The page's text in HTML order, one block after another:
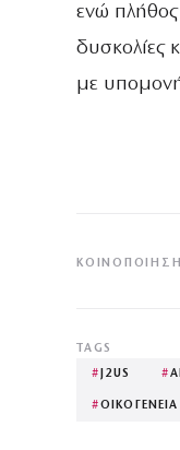
ενώ
δυσκολίες
με
ΚΟΙΝΟΠΟΊΗΣΗ
TAGS
# J2US #
#ΟΙΚΟΓΕΝΕΙΑ